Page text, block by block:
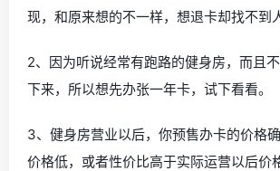
现，和原来想的不一样，想退卡却找不到
2、因为听说经常有跑路的健身房，而且
下来，所以想先办张一年卡，试下看看。
3、健身房营业以后，你预售办卡的价格
价格低，或者性价比高于实际运营以后价